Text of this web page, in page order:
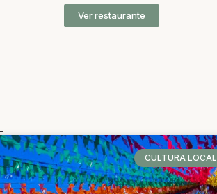
Ver restaurante
CULTURA LOCAL